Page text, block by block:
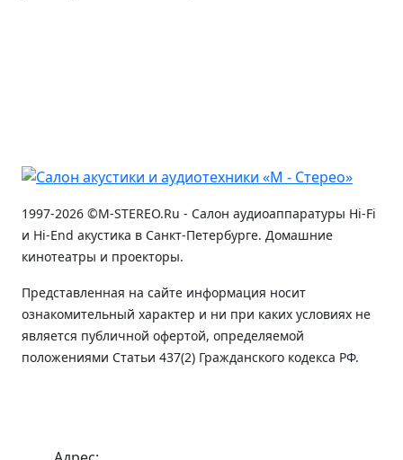
1997-2026 ©M-STEREO.Ru - Салон аудиоаппаратуры Hi-Fi
и Hi-End акустика в Санкт-Петербурге. Домашние
кинотеатры и проекторы.
Представленная на сайте информация носит
ознакомительный характер и ни при каких условиях не
является публичной офертой, определяемой
положениями Статьи 437(2) Гражданского кодекса РФ.